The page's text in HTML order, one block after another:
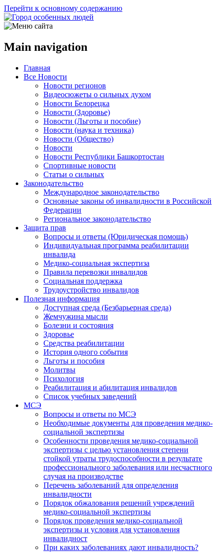
Перейти к основному содержанию
Main navigation
Главная
Все Новости
Новости регионов
Видеосюжеты о сильных духом
Новости Белорецка
Новости (Здоровье)
Новости (Льготы и пособие)
Новости (наука и техника)
Новости (Общество)
Новости
Новости Республики Башкортостан
Спортивные новости
Статьи о сильных
Законодательство
Международное законодательство
Основные законы об инвалидности в Российской
Федерации
Региональное законодательство
Защита прав
Вопросы и ответы (Юридическая помощь)
Индивидуальная программа реабилитации
инвалида
Медико-социальная экспертиза
Правила перевозки инвалидов
Социальная поддержка
Трудоустройство инвалидов
Полезная информация
Доступная среда (Безбарьерная среда)
Жемчужина мысли
Болезни и состояния
Здоровье
Средства реабилитации
История одного события
Льготы и пособия
Молитвы
Психология
Реабилитация и абилитация инвалидов
Список учебных заведений
МСЭ
Вопросы и ответы по МСЭ
Необходимые документы для проведения медико-
социальной экспертизы
Особенности проведения медико-социальной
экспертизы с целью установления степени
стойкой утраты трудоспособности в результате
профессионального заболевания или несчастного
случая на производстве
Перечень заболеваний для определения
инвалидности
Порядок обжалования решений учреждений
медико-социальной экспертизы
Порядок проведения медико-социальной
экспертизы и условия для установления
инвалидност
При каких заболеваниях дают инвалидность?